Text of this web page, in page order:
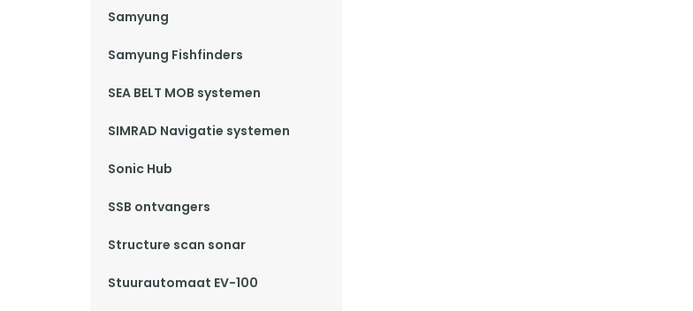
Samyung
Samyung Fishfinders
SEA BELT MOB systemen
SIMRAD Navigatie systemen
Sonic Hub
SSB ontvangers
Structure scan sonar
Stuurautomaat EV-100